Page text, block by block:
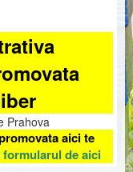
Prahova
aici te
de aici